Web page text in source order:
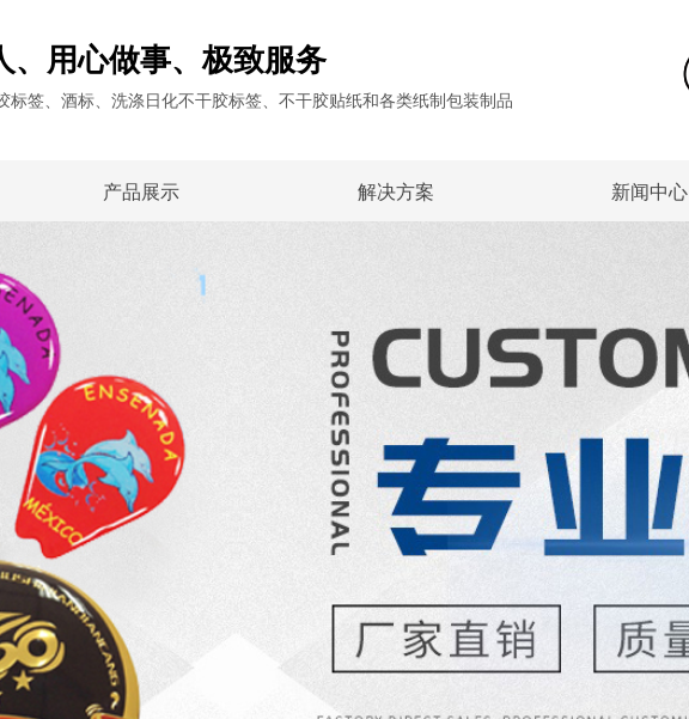
标签、酒标、洗涤日化不干胶标签、不干胶贴纸和各类纸制包装制品
、用心做事、极致服务
产品展示 解决方案 新闻中心